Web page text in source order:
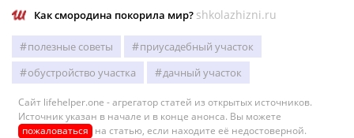
Как смородина покорила мир? shkolazhizni.ru
полезные советы
приусадебный участок
обустройство участка
дачный участок
Сайт lifehelper.one - агрегатор статей из открытых источников.
Источник указан в начале и в конце анонса. Вы можете
пожаловаться на статью, если находите её недостоверной.